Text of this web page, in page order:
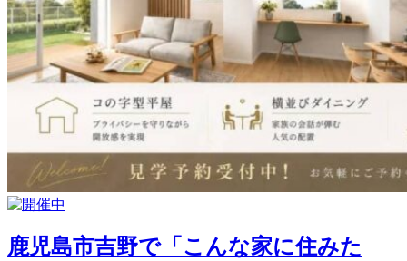
鹿児島市吉野で「こんな家に住みた